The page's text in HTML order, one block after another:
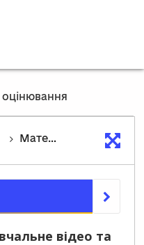
Матеріали уроку
відео та